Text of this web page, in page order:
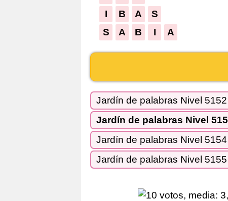
I
B A
S
S
A B I A
Jardín de palabras Nivel 5152
Jardín de palabras Nivel
Jardín de palabras Nivel 5154
Jardín de palabras Nivel 5155